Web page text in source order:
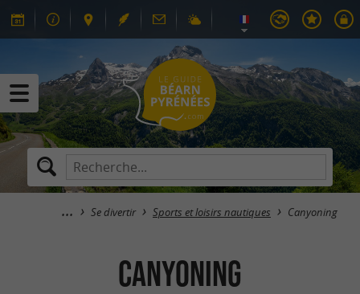
Se divertir Sports et loisirs nautiques Canyoning
Canyoning